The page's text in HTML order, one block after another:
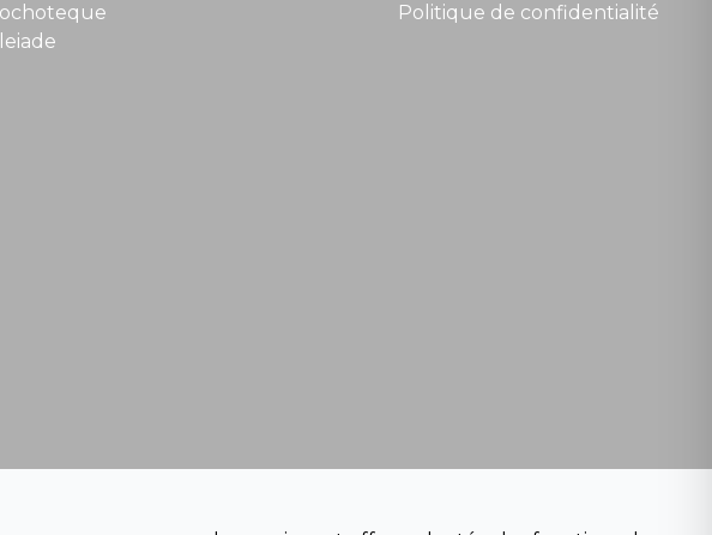
Politique de confidentialité